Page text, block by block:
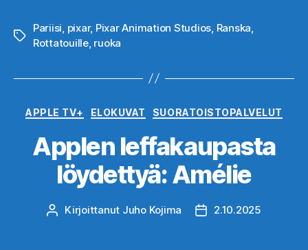
Avainsanat
Pariisi pixar, Pixar Animation Studios Ranska
Rottatouille, ruoka
Kategoriat
APPLE TV+ ELOKUVAT SUORATOISTOPALVELUT
Applen leffakaupasta
löydettyä: Amélie
Kirjoittaja
Kirjoittanut Juho Kojima Julkaisupäivämäärä
2.10.2025